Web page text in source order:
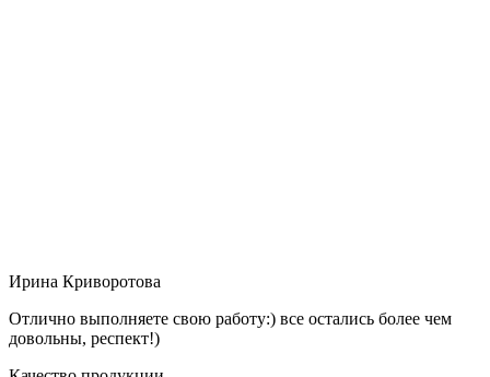
Ирина Криворотова
Отлично выполняете свою работу:) все остались более чем
довольны, респект!)